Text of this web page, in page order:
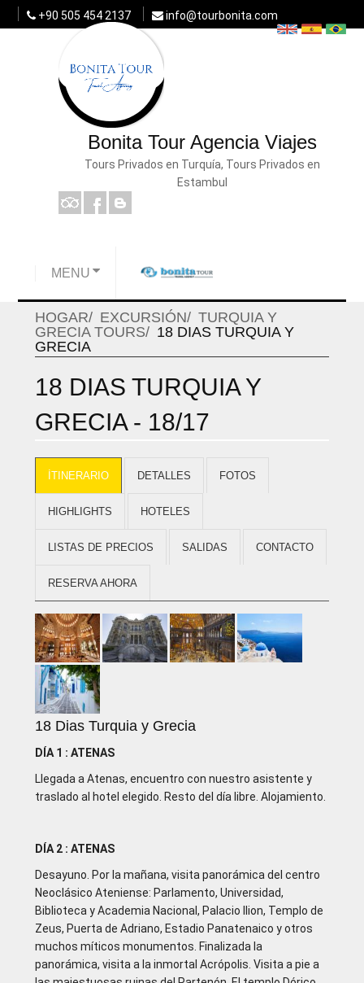
+90 505 454 2137 info@tourbonita.com
Bonita Tour Agencia Viajes
Tours Privados en Turquía, Tours Privados en
Estambul
MENU
HOGAR EXCURSIÓN
TURQUIA Y
GRECIA TOURS
18 DIAS TURQUIA Y
GRECIA
18 DIAS TURQUIA Y
GRECIA - 18/17
İTINERARIO DETALLES FOTOS
HIGHLIGHTS HOTELES
LISTAS DE PRECIOS SALIDAS CONTACTO
RESERVA AHORA
18 Dias Turquia y Grecia
DÍA 1 : ATENAS
Llegada a Atenas, encuentro con nuestro asistente y
traslado al hotel elegido. Resto del día libre. Alojamiento.
DÍA 2 : ATENAS
Desayuno. Por la mañana, visita panorámica del centro
Neoclásico Ateniense: Parlamento, Universidad,
Biblioteca y Academia Nacional, Palacio Ilion, Templo de
Zeus, Puerta de Adriano, Estadio Panatenaico y otros
muchos míticos monumentos. Finalizada la
panorámica, visita a la inmortal Acrópolis. Visita a pie a